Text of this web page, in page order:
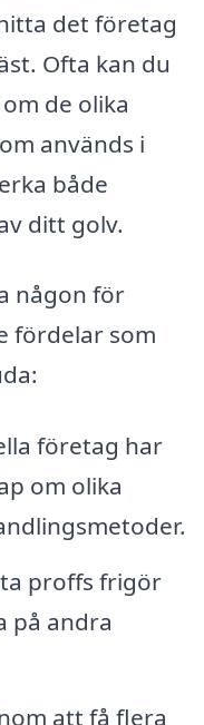
det företag
Ofta kan du
de olika
används i
både
ditt golv.
någon för
fördelar som
företag har
om olika
proffs frigör
på andra
att få flera